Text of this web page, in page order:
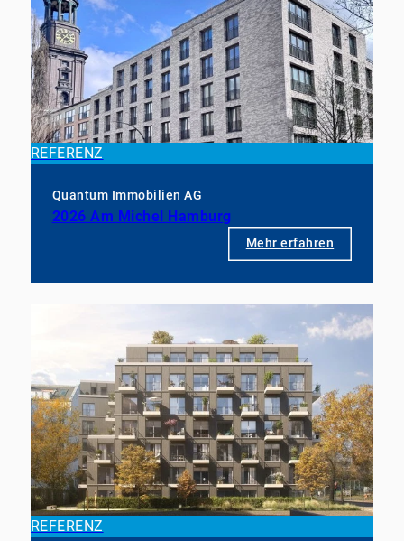
REFERENZ
Quantum Immobilien AG
2026 Am Michel Hamburg
Mehr erfahren
REFERENZ